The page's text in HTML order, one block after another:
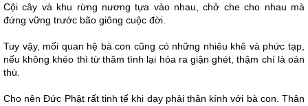
Cội cây và khu rừng nương tựa vào nhau, chở che cho nhau mà
đứng vững trước bão giông cuộc đời.
Tuy vậy, mối quan hệ bà con cũng có những nhiêu khê và phức tạp,
nếu không khéo thì từ thâm tình lại hóa ra giận ghét, thậm chí là oán
thù.
Cho nên Đức Phật rất tinh tế khi dạy phải thân kính với bà con. Thân